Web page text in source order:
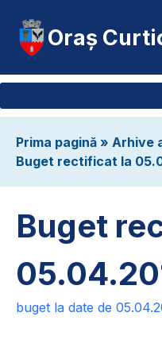
Oraș
Prima pagină » Arhive
Buget rectificat la
Buget
buget la date de